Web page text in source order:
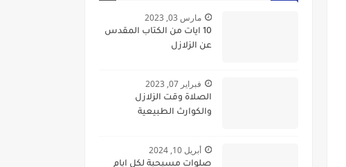
مارس 03, 2023
10 ايات من الكتاب المقدس
عن الزلازل
فبراير 07, 2023
الصلاة وقت الزلازل
والكوارث الطبيعية
أبريل 10, 2024
صلوات مسيحية لكل ايام